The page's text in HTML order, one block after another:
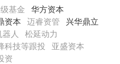
基金 华方资本
资本 迈睿资管
兴华鼎立
人
松延动力
科技等跟投
亚盛资本
资